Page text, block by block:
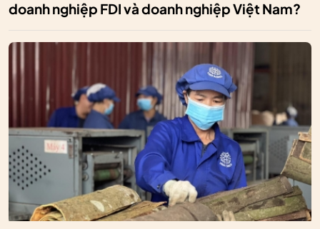
doanh nghiệp FDI và doanh nghiệp Việt Nam?